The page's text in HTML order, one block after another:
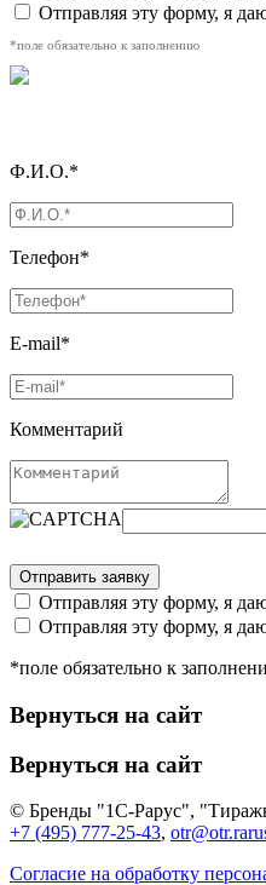
Отправляя эту форму, я
*поле обязательно к заполнению
Ф.И.О.*
Телефон*
E-mail*
Комментарий
Отправляя эту форму, я
Отправляя эту форму, я
*поле обязательно к
Вернуться на сайт
Вернуться на сайт
© Бренды "1С-Рарус",
+7 (495) 777-25-43,
Согласие на обработку